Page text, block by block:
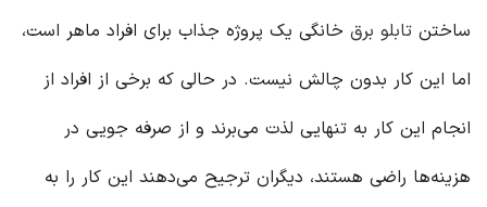
ساختن تابلو برق خانگی یک پروژه جذاب برای افراد ماهر است،
اما این کار بدون چالش نیست. در حالی که برخی از افراد از
انجام این کار به تنهایی لذت می‌برند و از صرفه جویی در
هزینه‌ها راضی هستند، دیگران ترجیح می‌دهند این کار را به